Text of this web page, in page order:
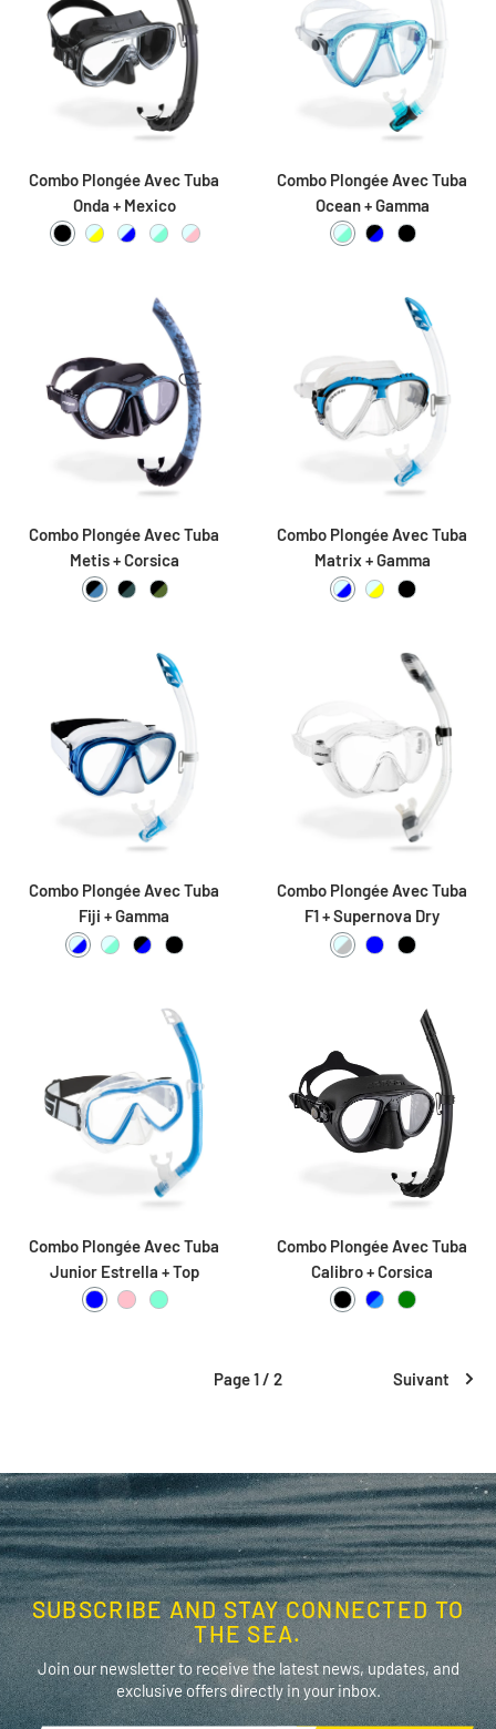
Combo Plongée Avec Tuba
Onda + Mexico
Black / Black
Clear / Yellow
Clear / Blue
Clear / Aquamarine
Clear / Pink
Combo Plongée Avec Tuba
Ocean + Gamma
Clear / Aquamarine
Black / Blue
Black
Combo Plongée Avec Tuba
Metis + Corsica
Black / Camo Blue
Black / Camo Black
Black / Camo Green
Combo Plongée Avec Tuba
Matrix + Gamma
Clear / Blue
Clear / Yellow
Black /
Combo Plongée Avec Tuba
Fiji + Gamma
Clear / Blue
Clear / Aquamarine
Black / Blue
Black / Black
Combo Plongée Avec Tuba
F1 + Supernova Dry
Clear / Silver
Blue / Blue
Black /
Combo Plongée Avec Tuba
Junior Estrella + Top
BluePinkAquamarine
Combo Plongée Avec Tuba
Calibro + Corsica
BlackBlue / Blue Metal
Green
Page 1 / 2 Suivant
SUBSCRIBE AND STAY CONNECTED TO
THE SEA.
Join our newsletter to receive the latest news, updates, and
exclusive offers directly in your inbox.